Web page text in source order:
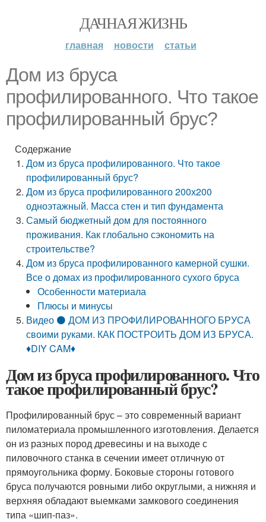
ДАЧНАЯ ЖИЗНЬ
главная новости статьи
Дом из бруса
профилированного. Что такое
профилированный брус?
Содержание
Дом из бруса профилированного. Что такое
профилированный брус?
Дом из бруса профилированного 200х200
одноэтажный. Масса стен и тип фундамента
Самый бюджетный дом для постоянного
проживания. Как глобально сэкономить на
строительстве?
Дом из бруса профилированного камерной сушки.
Все о домах из профилированного сухого бруса
Особенности материала
Плюсы и минусы
Видео ⚫ ДОМ ИЗ ПРОФИЛИРОВАННОГО БРУСА
своими руками. КАК ПОСТРОИТЬ ДОМ ИЗ БРУСА.
♦DIY CAM♦
Дом из бруса профилированного. Что
такое профилированный брус?
Профилированный брус – это современный вариант
пиломатериала промышленного изготовления. Делается
он из разных пород древесины и на выходе с
пиловочного станка в сечении имеет отличную от
прямоугольника форму. Боковые стороны готового
бруса получаются ровными либо округлыми, а нижняя и
верхняя обладают выемками замкового соединения
типа «шип-паз».